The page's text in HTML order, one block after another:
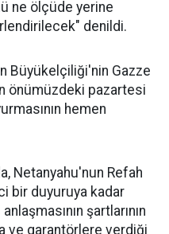
ne ölçüde yerine
denildi.
Büyükelçiliği'nin Gazze
önümüzdeki pazartesi
hemen
Netanyahu'nun Refah
bir duyuruya kadar
şartlarının
ve garantörlere verdiği